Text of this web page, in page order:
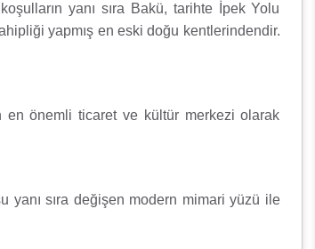
yanı sıra Bakü, tarihte İpek Yolu
yapmış en eski doğu kentlerindendir.
en önemli ticaret ve kültür merkezi olarak
sıra değişen modern mimari yüzü ile